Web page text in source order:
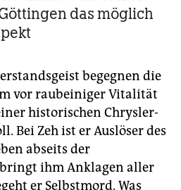
das möglich
begegnen die
vor raubeiniger Vitalität
historischen Chrysler-
Bei Zeh ist er Auslöser des
abseits der
ihm Anklagen aller
er Selbstmord. Was